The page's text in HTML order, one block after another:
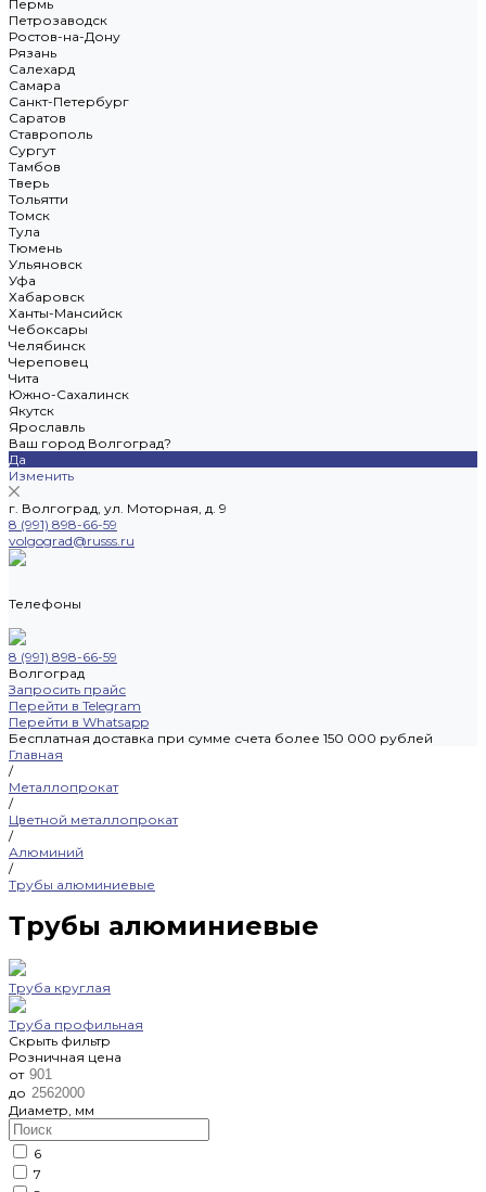
Пермь
Петрозаводск
Ростов-на-Дону
Рязань
Салехард
Самара
Санкт-Петербург
Саратов
Ставрополь
Сургут
Тамбов
Тверь
Тольятти
Томск
Тула
Тюмень
Ульяновск
Уфа
Хабаровск
Ханты-Мансийск
Чебоксары
Челябинск
Череповец
Чита
Южно-Сахалинск
Якутск
Ярославль
Ваш город Волгоград?
Да
Изменить
г. Волгоград, ул. Моторная, д. 9
8 (991) 898-66-59
volgograd@russs.ru
Телефоны
8 (991) 898-66-59
Волгоград
Запросить прайс
Перейти в Telegram
Перейти в Whatsapp
Бесплатная доставка при сумме счета более 150 000 рублей
Главная
/
Металлопрокат
/
Цветной металлопрокат
/
Алюминий
/
Трубы алюминиевые
Трубы алюминиевые
Труба круглая
Труба профильная
Скрыть фильтр
Розничная цена
от
до
Диаметр, мм
6
7